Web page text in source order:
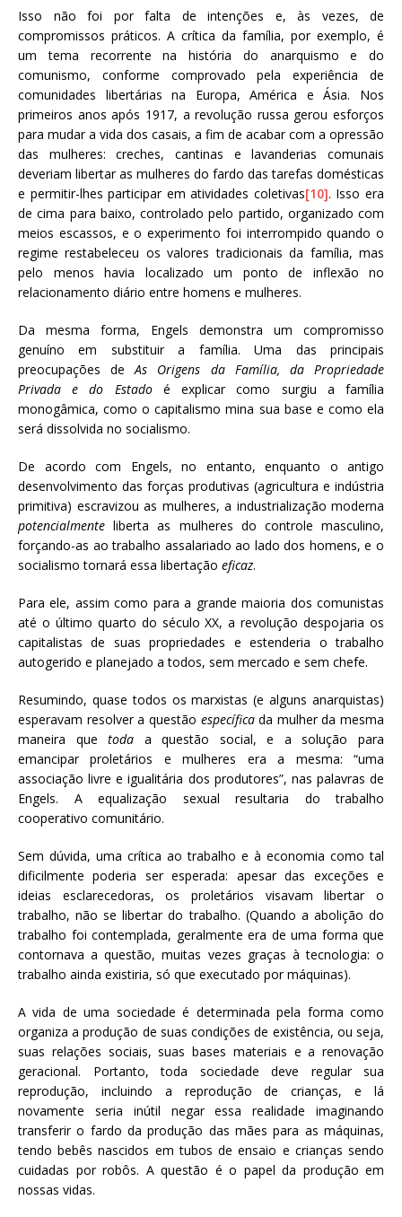
Isso não foi por falta de intenções e, às vezes, de
compromissos práticos. A crítica da família, por exemplo, é
um tema recorrente na história do anarquismo e do
comunismo, conforme comprovado pela experiência de
comunidades libertárias na Europa, América e Ásia. Nos
primeiros anos após 1917, a revolução russa gerou esforços
para mudar a vida dos casais, a fim de acabar com a opressão
das mulheres: creches, cantinas e lavanderias comunais
deveriam libertar as mulheres do fardo das tarefas domésticas
e permitir-lhes participar em atividades coletivas[10]. Isso era
de cima para baixo, controlado pelo partido, organizado com
meios escassos, e o experimento foi interrompido quando o
regime restabeleceu os valores tradicionais da família, mas
pelo menos havia localizado um ponto de inflexão no
relacionamento diário entre homens e mulheres.
Da mesma forma, Engels demonstra um compromisso
genuíno em substituir a família. Uma das principais
preocupações deAs Origens da Família, da Propriedade
Privada e do Estadoé explicar como surgiu a família
monogâmica, como o capitalismo mina sua base e como ela
será dissolvida no socialismo.
De acordo com Engels, no entanto, enquanto o antigo
desenvolvimento das forças produtivas (agricultura e indústria
primitiva) escravizou as mulheres, a industrialização moderna
potencialmente liberta as mulheres do controle masculino,
forçando-as ao trabalho assalariado ao lado dos homens, e o
socialismo tornará essa libertação eficaz.
Para ele, assim como para a grande maioria dos comunistas
até o último quarto do século XX, a revolução despojaria os
capitalistas de suas propriedades e estenderia o trabalho
autogerido e planejado a todos, sem mercado e sem chefe.
Resumindo, quase todos os marxistas (e alguns anarquistas)
esperavam resolver a questão específicada mulher da mesma
maneira quetoda a questão social, e a solução para
emancipar proletários e mulheres era a mesma: “uma
associação livre e igualitária dos produtores”, nas palavras de
Engels. A equalização sexual resultaria do trabalho
cooperativo comunitário.
Sem dúvida, uma crítica ao trabalho e à economia como tal
dificilmente poderia ser esperada: apesar das exceções e
ideias esclarecedoras, os proletários visavam libertar o
trabalho, não se libertar do trabalho. (Quando a abolição do
trabalho foi contemplada, geralmente era de uma forma que
contornava a questão, muitas vezes graças à tecnologia: o
trabalho ainda existiria, só que executado por máquinas).
A vida de uma sociedade é determinada pela forma como
organiza a produção de suas condições de existência, ou seja,
suas relações sociais, suas bases materiais e a renovação
geracional. Portanto, toda sociedade deve regular sua
reprodução, incluindo a reprodução de crianças, e lá
novamente seria inútil negar essa realidade imaginando
transferir o fardo da produção das mães para as máquinas,
tendo bebês nascidos em tubos de ensaio e crianças sendo
cuidadas por robôs. A questão é o papel da produção em
nossas vidas.